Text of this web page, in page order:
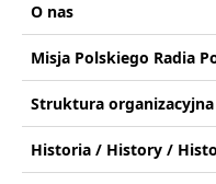
O nas
Misja Polskiego Radia
Struktura organizacyjna
Historia / History /